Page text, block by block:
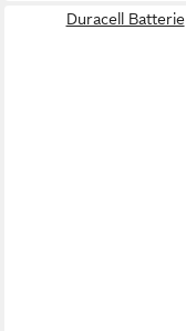
Duracell Batterie